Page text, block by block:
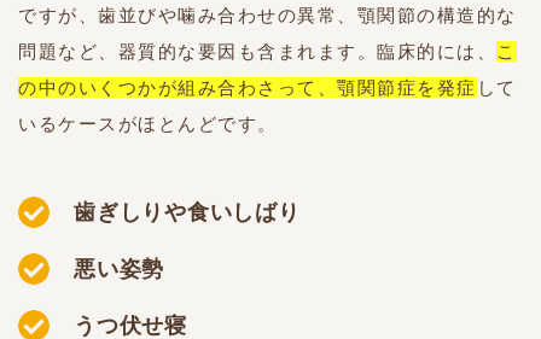
ですが、歯並びや噛み合わせの異常、顎関節の構造的な
問題など、器質的な要因も含まれます。臨床的には、
こ
の中のいくつかが組み合わさって、顎関節症を発症 して
いるケースがほとんどです。
歯ぎしりや食いしばり
悪い姿勢
うつ伏せ寝